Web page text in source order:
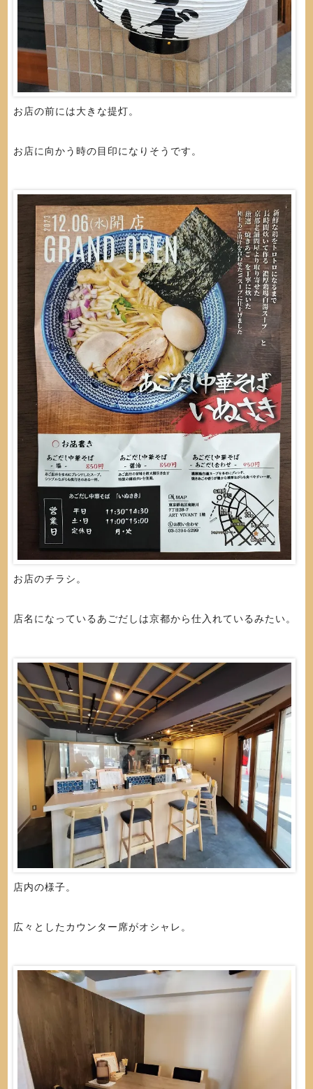
お店の前には大きな提灯。
お店に向かう時の目印になりそうです。
お店のチラシ。
店名になっているあごだしは京都から仕入れているみたい。
店内の様子。
広々としたカウンター席がオシャレ。